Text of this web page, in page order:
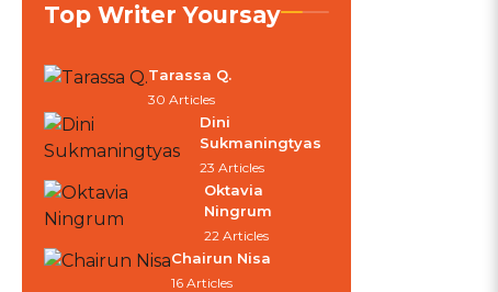
Top Writer Yoursay
Tarassa Q.
30 Articles
Dini
Sukmaningtyas
23 Articles
Oktavia
Ningrum
22 Articles
Chairun Nisa
16 Articles